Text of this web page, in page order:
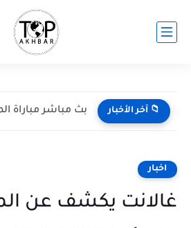
📁 آخر الأخبار
اخبار
غالانت يكشف عن